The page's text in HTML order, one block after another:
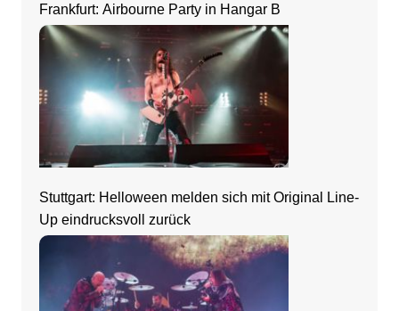
Frankfurt: Airbourne Party in Hangar B
Stuttgart: Helloween melden sich mit Original Line-
Up eindrucksvoll zurück